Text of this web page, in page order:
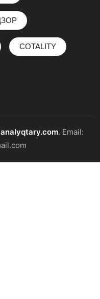
COTALITY
. Email: